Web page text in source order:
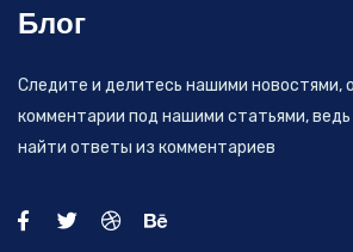
Блог
Следите и делитесь нашими новостями,
комментарии под нашими статьями, ведь
найти ответы из комментариев